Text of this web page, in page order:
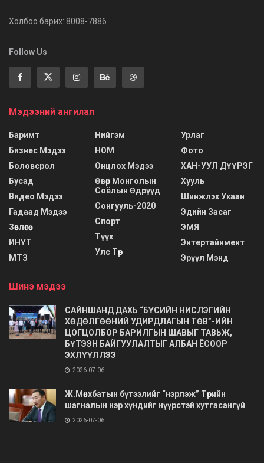
Холбоо барих: 8008-7886
Follow Us
Мэдээний ангилал
Баримт
Бизнес Мэдээ
Боловсрол
Бусад
Видео Мэдээ
Гадаад Мэдээ
Зөвлөгөө
ИНҮТ
МТЗ
Нийгэм
НОМ
Онцлох Мэдээ
Өвөр Монголын
Соёлын Өдрүүд
Сонгууль-2020
Спорт
Түүх
Улс Төр
Урлаг
Фото
ХАН-УУЛ ДҮҮРЭГ
Хууль
Шинжлэх Ухаан
Эдийн Засаг
ЭМЯ
Энтертайнмент
Эрүүл Мэнд
Шинэ мэдээ
САЙНШАНД ДАХЬ “БҮСИЙН НИСЛЭГИЙН
ХӨДӨЛГӨӨНИЙ УДИРДЛАГЫН ТӨВ”-ИЙН
ЦОГЦОЛБОР БАРИЛГЫН ШАВЫГ ТАВЬЖ,
БҮТЭЭН БАЙГУУЛАЛТЫГ АЛБАН ЁСООР
ЭХЛҮҮЛЛЭЭ
2026-07-06
Ж.Мөнхбатын бүтээлийг “нэрлэж” Төрийн
шагналын нэр хүндийг нүүрстэй хутгасангүй
2026-07-06